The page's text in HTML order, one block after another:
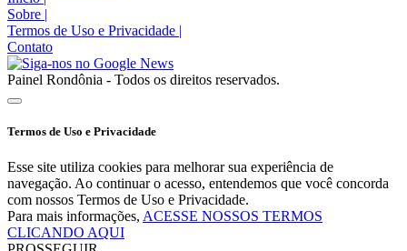
Sobre |
Termos de Uso e Privacidade |
Contato
Painel Rondônia - Todos os direitos reservados.
Termos de Uso e Privacidade
Esse site utiliza cookies para melhorar sua experiência de
navegação. Ao continuar o acesso, entendemos que você concorda
com nossos Termos de Uso e Privacidade.
Para mais informações, ACESSE NOSSOS TERMOS
CLICANDO AQUI